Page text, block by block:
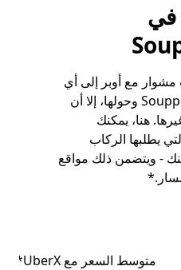
في
مع أوبر إلى أي
مكان تقريباً في Souppes-Sur-Loing وحولها، إلا أن
هنا، يمكنك
يطلبها الركاب
- ويتضمن ذلك مواقع
متوسط السعر مع UberX*